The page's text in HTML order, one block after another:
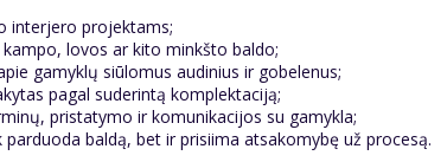
interjero projektams;
lovos ar kito minkšto baldo;
gamyklų siūlomus audinius ir gobelenus;
pagal suderintą komplektaciją;
pristatymo ir komunikacijos su gamykla;
baldą, bet ir prisiima atsakomybę už procesą.